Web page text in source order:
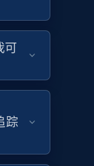
Initial
- Collects
可
踪